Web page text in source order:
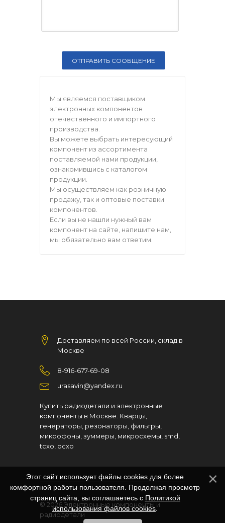
Мы являемся поставщиком
электронных компонентов
отечественного и импортного
производства.
Вы можете выбрать интересующий
компонент из ассортимента
поставляемой нами продукции,
ознакомившись с каталогом
продукции.
Мы осуществляем как розничную
продажу, так и оптовые поставки
компонентов.
Если вы не нашли нужный вам
компонент на сайте, напишите нам,
мы обязательно вам ответим.
Доставляем по всей России, склад в
Москве
8-916-677-69-08
urasavin@yandex.ru
Купить радиодетали и электронные
компоненты в Москве. Кварцы,
генераторы, резонаторы, фильтры,
микрофоны, зуммеры, микросхемы, smd,
tcxo, ocxo
© 2026Электронные компоненты и
радиодетали
Этот сайт использует файлы cookies для более
комфортной работы пользователя. Продолжая просмотр
страниц сайта, вы соглашаетесь с Политикой
использования файлов cookies.